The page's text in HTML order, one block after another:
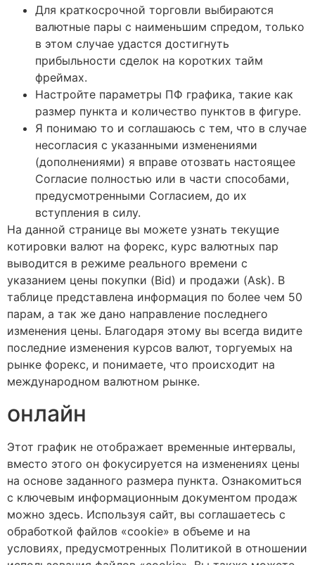
Для краткосрочной торговли выбираются
валютные пары с наименьшим спредом, только
в этом случае удастся достигнуть
прибыльности сделок на коротких тайм
фреймах.
Настройте параметры ПФ графика, такие как
размер пункта и количество пунктов в фигуре.
Я понимаю то и соглашаюсь с тем, что в случае
несогласия с указанными изменениями
(дополнениями) я вправе отозвать настоящее
Согласие полностью или в части способами,
предусмотренными Согласием, до их
вступления в силу.
На данной странице вы можете узнать текущие
котировки валют на форекс, курс валютных пар
выводится в режиме реального времени с
указанием цены покупки (Bid) и продажи (Ask). В
таблице представлена информация по более чем 50
парам, а так же дано направление последнего
изменения цены. Благодаря этому вы всегда видите
последние изменения курсов валют, торгуемых на
рынке форекс, и понимаете, что происходит на
международном валютном рынке.
онлайн
Этот график не отображает временные интервалы,
вместо этого он фокусируется на изменениях цены
на основе заданного размера пункта. Ознакомиться
с ключевым информационным документом продаж
можно здесь. Используя сайт, вы соглашаетесь с
обработкой файлов «cookie» в объеме и на
условиях, предусмотренных Политикой в отношении